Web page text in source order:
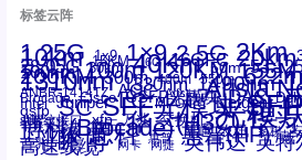
标签云阵
1.25G 1x9 1×9 2.5G 2Km
10km 15KM 16G 16GFC 20km
28.05G 30km 40Km 50m
100km 100m 120KM 155M
200KM 300m 400m 550m
1310nm 1330nm 1490nm
ANBR-1414TZ AOC Arista Arista
Brocade Cisco CSFP光模块 DAC Dell
Intel Juniper LC MPO-LC Netgear
qsfp SC SFF光模块
st螺纹接口 xfp 万兆 交换机 光模
千兆光模块 华三 华三(H3C) 华为
博科(Brocade) 博通 友讯 多模
工业级 思科 惠普 惠普(HP) 戴
百兆 瞻博 网卡 网捷 英伟达 英特
高速线缆